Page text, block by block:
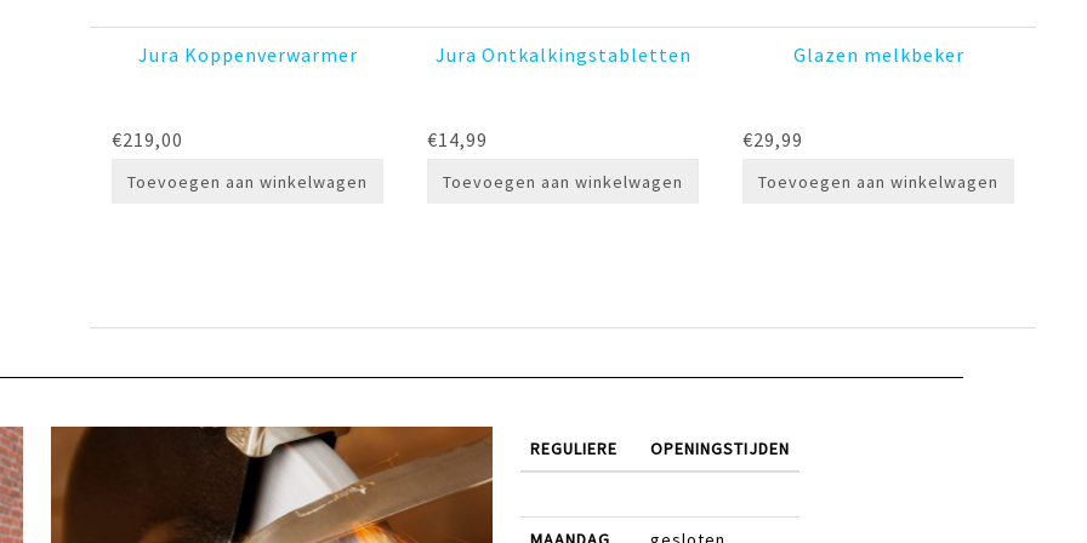
Jura Koppenverwarmer
€219,00
Toevoegen aan winkelwagen
Jura Ontkalkingstabletten
€14,99
Toevoegen aan winkelwagen
Glazen melkbeker
€29,99
Toevoegen aan winkelwagen
REGULIERE OPENINGSTIJDEN